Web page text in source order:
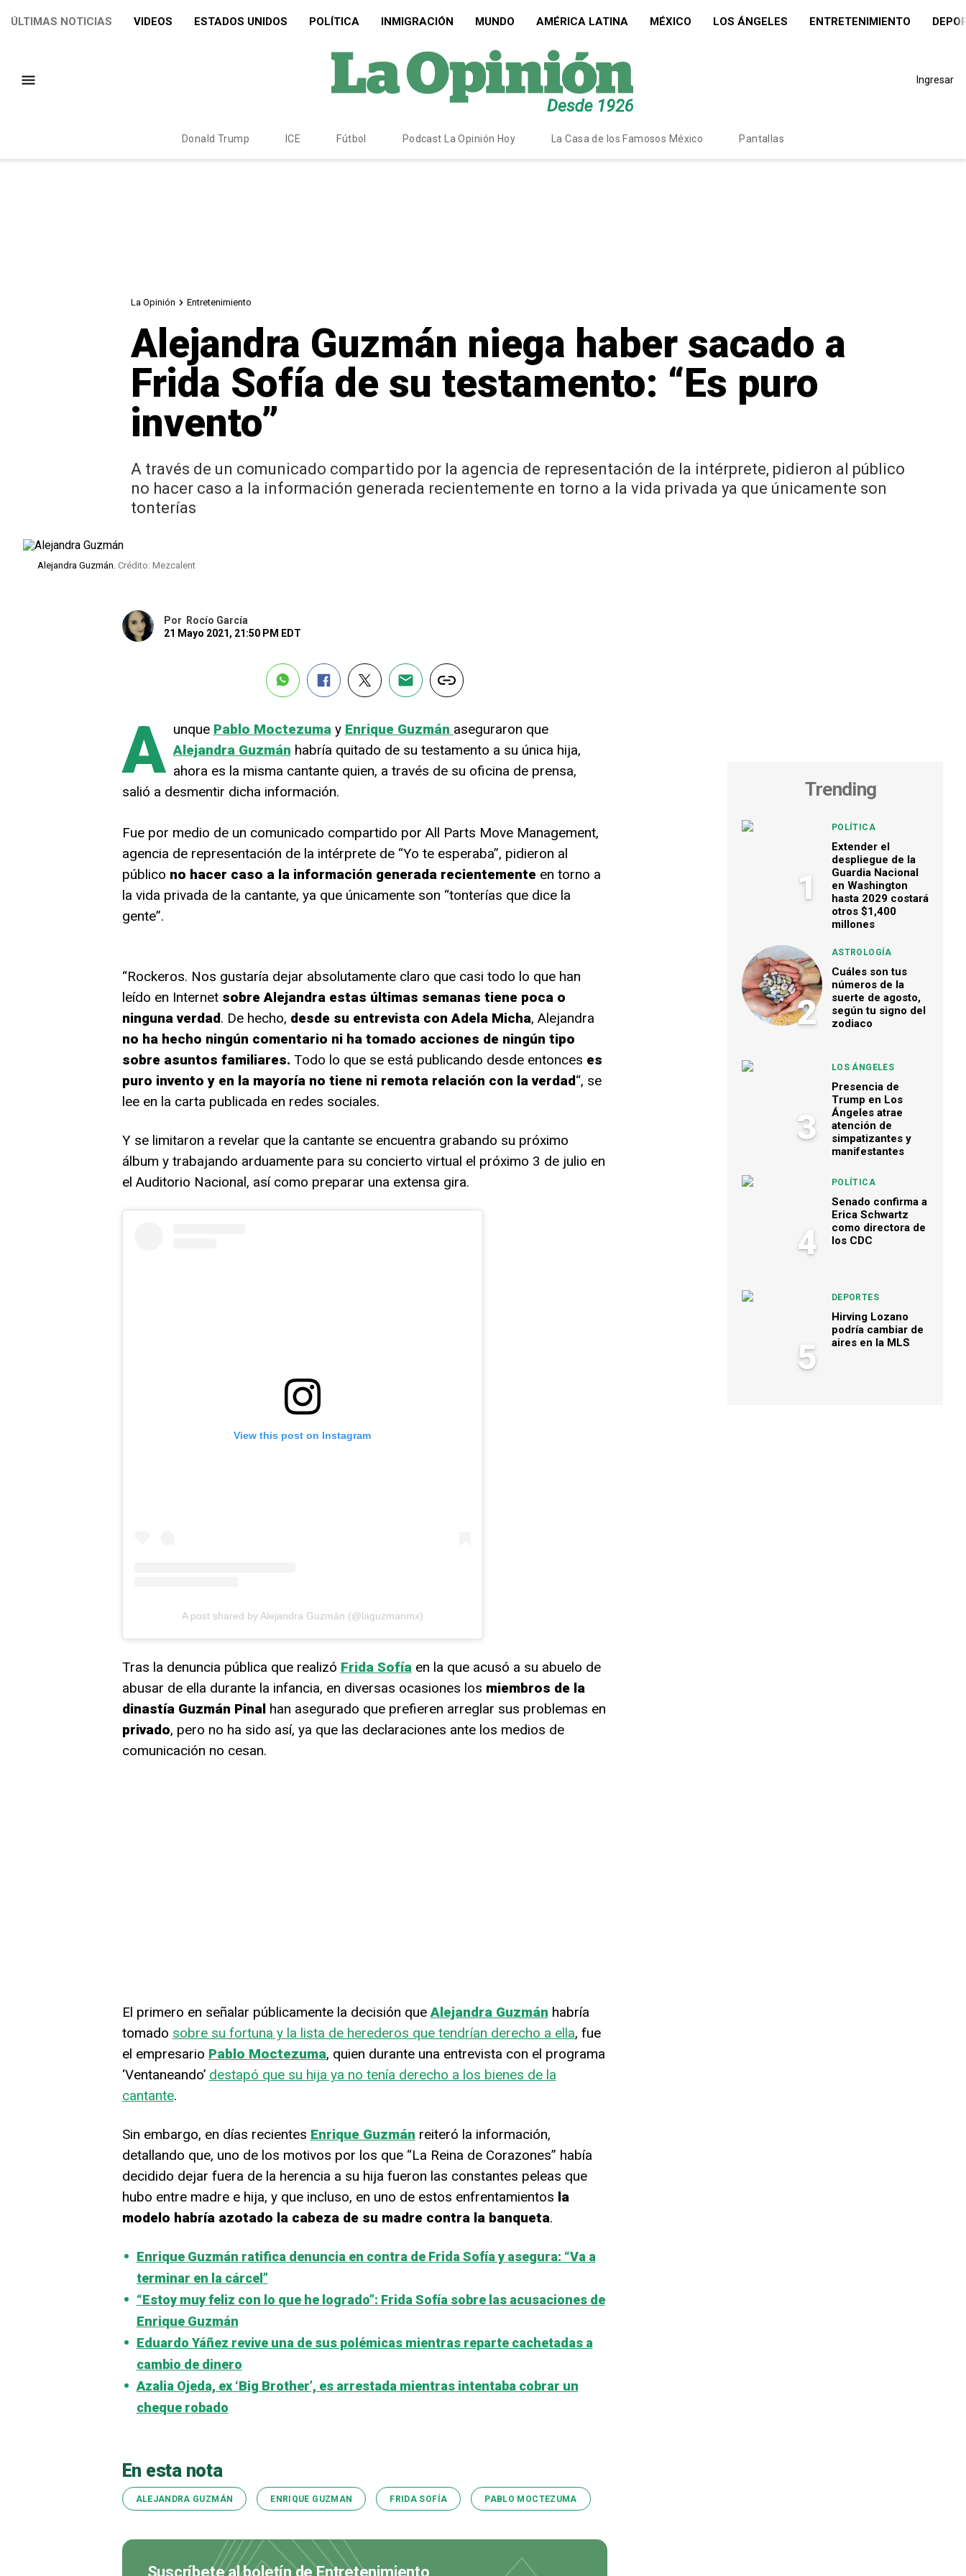
ÚLTIMAS NOTICIAS VIDEOS ESTADOS UNIDOS POLÍTICA INMIGRACIÓN MUNDO AMÉRICA LATINA MÉXICO LOS ÁNGELES ENTRETENIMIENTO
Ingresar
Donald Trump ICE Fútbol Podcast La Opinión Hoy La Casa de los Famosos México Pantallas
La Opinión Entretenimiento
Alejandra Guzmán niega haber sacado a
Frida Sofía de su testamento: “Es puro
invento”
A través de un comunicado compartido por la agencia de representación de la intérprete, pidieron al público
no hacer caso a la información generada recientemente en torno a la vida privada ya que únicamente son
tonterías
Alejandra Guzmán. Crédito: Mezcalent
Por
Rocío García
21 Mayo 2021, 21:50 PM EDT
A unque Pablo Moctezumay Enrique Guzmán aseguraron que
Alejandra Guzmán habría quitado de su testamento a su única hija,
ahora es la misma cantante quien, a través de su oficina de prensa,
salió a desmentir dicha información.
Fue por medio de un comunicado compartido por All Parts Move Management,
agencia de representación de la intérprete de “Yo te esperaba”, pidieron al
público no hacer caso a la información generada recientementeen torno a
la vida privada de la cantante, ya que únicamente son “tonterías que dice la
gente”.
“Rockeros. Nos gustaría dejar absolutamente claro que casi todo lo que han
leído en Internet sobre Alejandra estas últimas semanas tiene poca o
ninguna verdad. De hecho, desde su entrevista con Adela Micha, Alejandra
no ha hecho ningún comentario ni ha tomado acciones de ningún tipo
sobre asuntos familiares. Todo lo que se está publicando desde entonces es
puro invento y en la mayoría no tiene ni remota relación con la verdad“, se
lee en la carta publicada en redes sociales.
Y se limitaron a revelar que la cantante se encuentra grabando su próximo
álbum y trabajando arduamente para su concierto virtual el próximo 3 de julio en
el Auditorio Nacional, así como preparar una extensa gira.
View this post on Instagram
A post shared by Alejandra Guzmán (@laguzmanmx)
Tras la denuncia pública que realizó Frida Sofíaen la que acusó a su abuelo de
abusar de ella durante la infancia, en diversas ocasiones los miembros de la
dinastía Guzmán Pinalhan asegurado que prefieren arreglar sus problemas en
privado, pero no ha sido así, ya que las declaraciones ante los medios de
comunicación no cesan.
El primero en señalar públicamente la decisión queAlejandra Guzmán habría
tomado sobre su fortuna y la lista de herederos que tendrían derecho a ella, fue
el empresario Pablo Moctezuma, quien durante una entrevista con el programa
‘Ventaneando’ destapó que su hija ya no tenía derecho a los bienes de la
cantante.
Sin embargo, en días recientes Enrique Guzmán reiteró la información,
detallando que, uno de los motivos por los que “La Reina de Corazones” había
decidido dejar fuera de la herencia a su hija fueron las constantes peleas que
hubo entre madre e hija, y que incluso, en uno de estos enfrentamientos la
modelo habría azotado la cabeza de su madre contra la banqueta.
Enrique Guzmán ratifica denuncia en contra de Frida Sofía y asegura: “Va a
terminar en la cárcel”
“Estoy muy feliz con lo que he logrado”: Frida Sofía sobre las acusaciones de
Enrique Guzmán
Eduardo Yáñez revive una de sus polémicas mientras reparte cachetadas a
cambio de dinero
Azalia Ojeda, ex ‘Big Brother’, es arrestada mientras intentaba cobrar un
cheque robado
En esta nota
ALEJANDRA GUZMÁN ENRIQUE GUZMAN FRIDA SOFÍA PABLO MOCTEZUMA
Suscríbete al boletín de Entretenimiento
Trending
1
POLÍTICA
Extender el
despliegue de la
Guardia Nacional
en Washington
hasta 2029 costará
otros $1,400
millones
2
ASTROLOGÍA
Cuáles son tus
números de la
suerte de agosto,
según tu signo del
zodiaco
3
LOS ÁNGELES
Presencia de
Trump en Los
Ángeles atrae
atención de
simpatizantes y
manifestantes
4
POLÍTICA
Senado confirma a
Erica Schwartz
como directora de
los CDC
5
DEPORTES
Hirving Lozano
podría cambiar de
aires en la MLS